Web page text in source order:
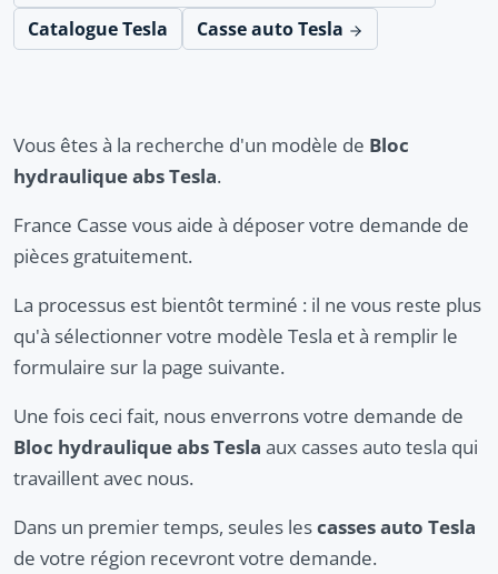
Catalogue Tesla
Casse auto Tesla
Vous êtes à la recherche d'un modèle de Bloc
hydraulique abs Tesla.
France Casse vous aide à déposer votre demande de
pièces gratuitement.
La processus est bientôt terminé : il ne vous reste plus
qu'à sélectionner votre modèle Tesla et à remplir le
formulaire sur la page suivante.
Une fois ceci fait, nous enverrons votre demande de
Bloc hydraulique abs Tesla aux casses auto tesla qui
travaillent avec nous.
Dans un premier temps, seules lescasses auto Tesla
de votre région recevront votre demande.